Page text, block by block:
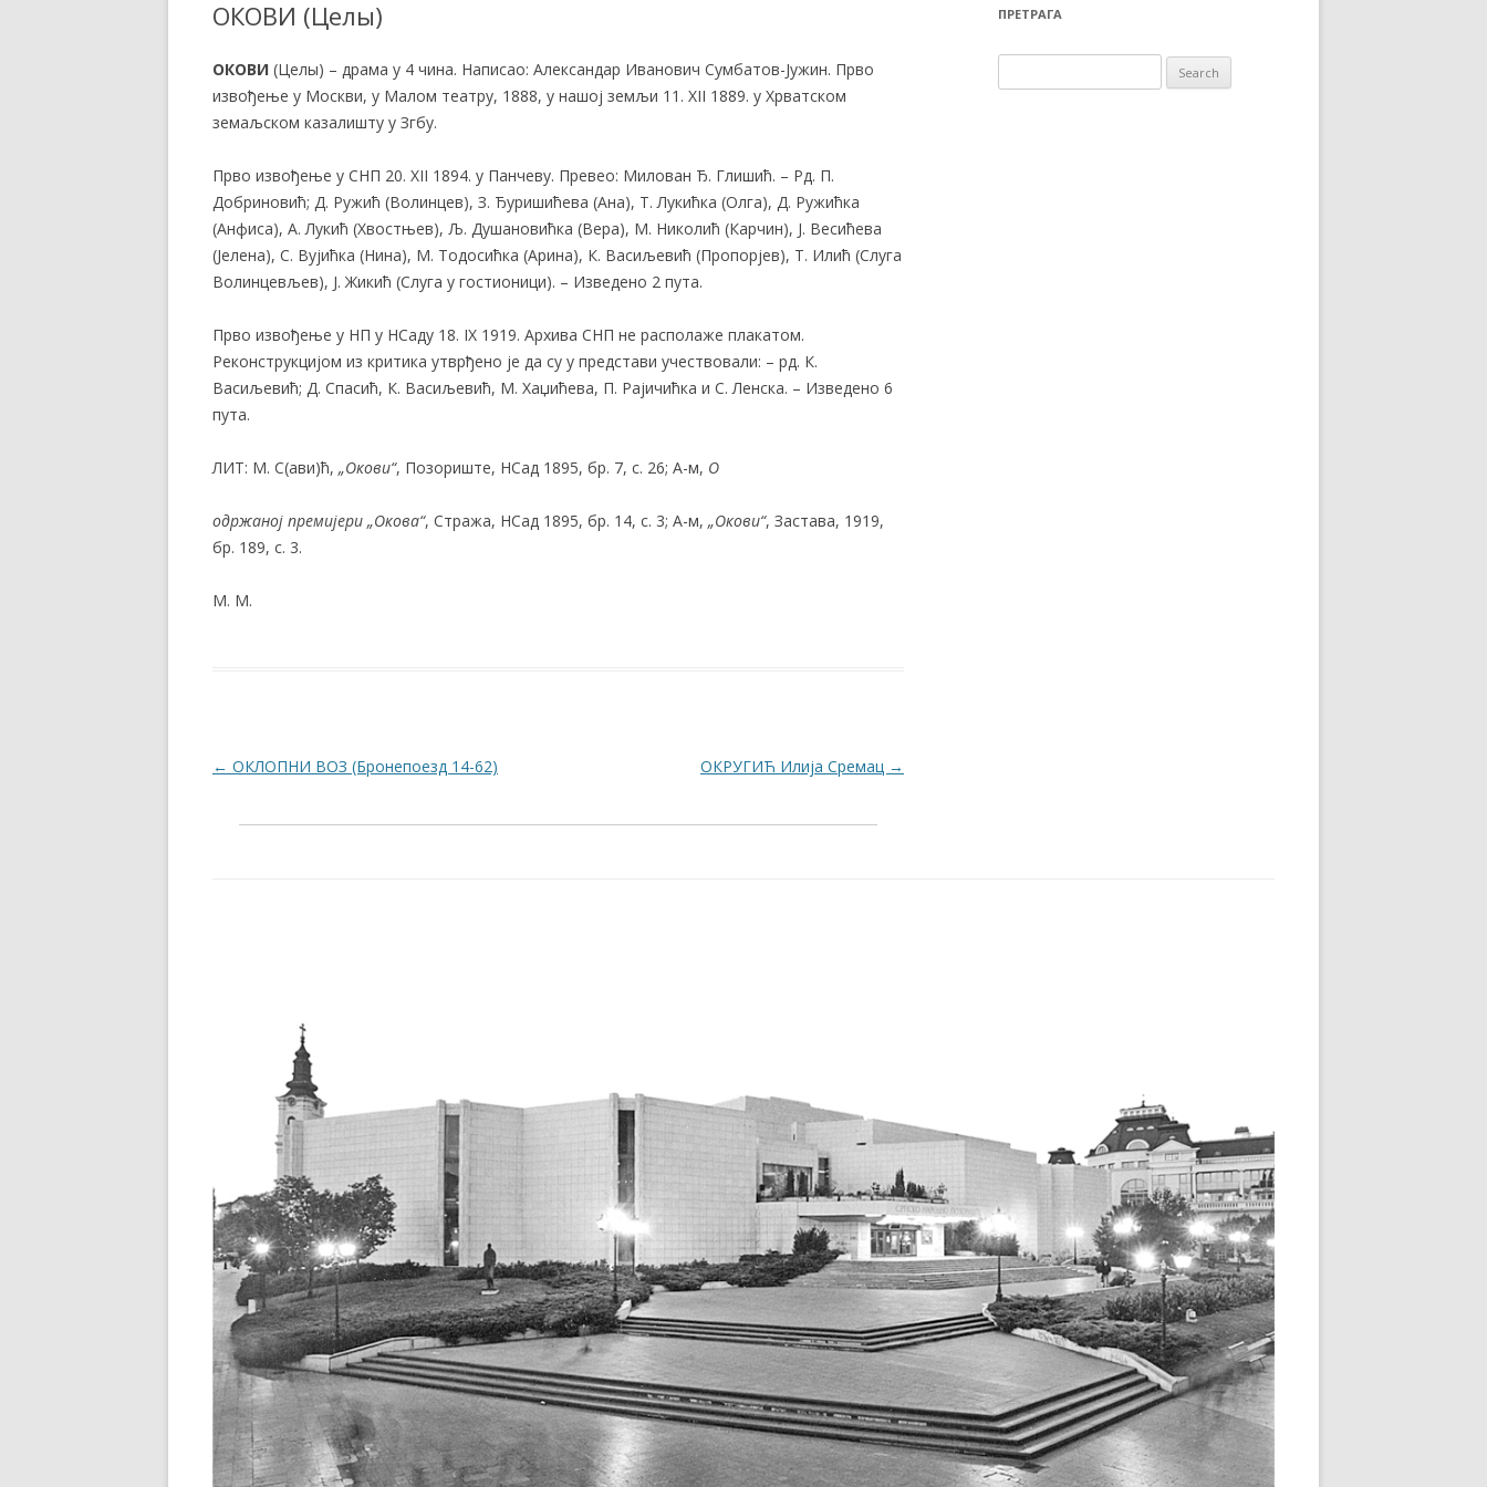
ОКОВИ (Целы)
ОКОВИ (Целы) – драма у 4 чина. Написао: Александар Иванович Сумбатов-Јужин. Прво
извођење у Москви, у Малом театру, 1888, у нашој земљи 11. XII 1889. у Хрватском
земаљском казалишту у Згбу.
Прво извођење у СНП 20. XII 1894. у Панчеву. Превео: Милован Ђ. Глишић. – Рд. П.
Добриновић; Д. Ружић (Волинцев), З. Ђуришићева (Ана), Т. Лукићка (Олга), Д. Ружићка
(Анфиса), А. Лукић (Хвостњев), Љ. Душановићка (Вера), М. Николић (Карчин), Ј. Весићева
(Јелена), С. Вујићка (Нина), М. Тодосићка (Арина), К. Васиљевић (Пропорјев), Т. Илић (Слуга
Волинцевљев), Ј. Жикић (Слуга у гостионици). – Изведено 2 пута.
Прво извођење у НП у НСаду 18. IX 1919. Архива СНП не располаже плакатом.
Реконструкцијом из критика утврђено је да су у представи учествовали: – рд. К.
Васиљевић; Д. Спасић, К. Васиљевић, М. Хаџићева, П. Рајичићка и С. Ленска. – Изведено 6
пута.
ЛИТ: М. С(ави)ћ, „Окови“, Позориште, НСад 1895, бр. 7, с. 26; А-м, О
одржаној премијери „Окова“, Стража, НСад 1895, бр. 14, с. 3; А-м, „Окови“, Застава, 1919,
бр. 189, с. 3.
М. М.
Post navigation
← ОКЛОПНИ ВОЗ (Бронепоезд 14-62) ОКРУГИЋ Илија Сремац →
ПРЕТРАГА